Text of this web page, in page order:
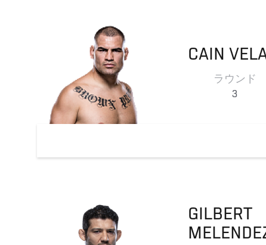
CAIN
ラウンド
3
GILBERT